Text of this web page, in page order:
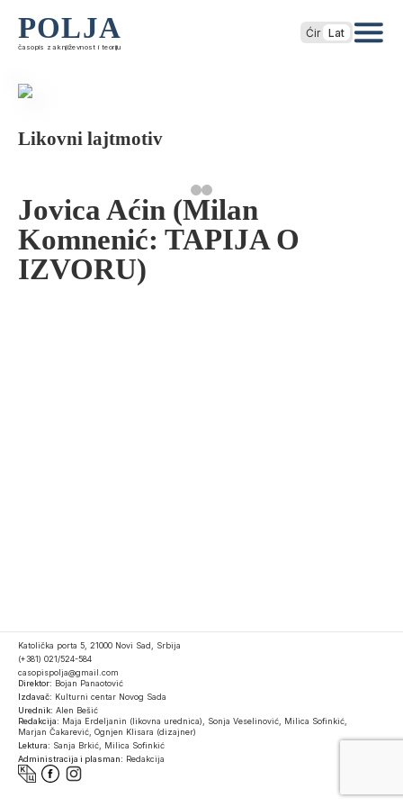
POLJA
časopis za književnost i teoriju
Ćir Lat
Likovni lajtmotiv
Jovica Aćin (Milan
Komnenić: TAPIJA O
IZVORU)
Katolička porta 5, 21000 Novi Sad, Srbija
(+381) 021/524-584
casopispolja@gmail.com
Direktor: Bojan Panaotović
Izdavač: Kulturni centar Novog Sada
Urednik: Alen Bešić
Redakcija: Maja Erdeljanin (likovna urednica), Sonja Veselinović, Milica Sofinkić,
Marjan Čakarević, Ognjen Klisara (dizajner)
Lektura: Sanja Brkić, Milica Sofinkić
Administracija i plasman: Redakcija